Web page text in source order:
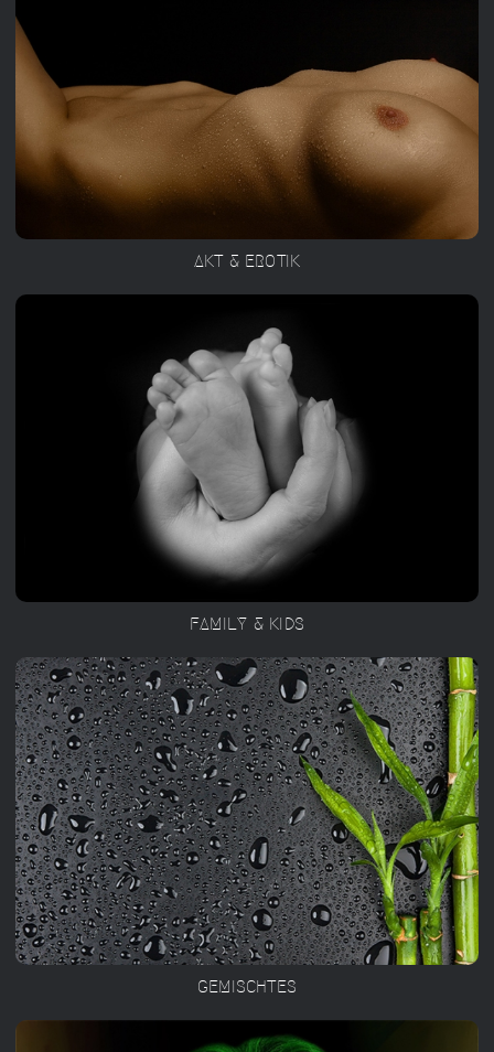
AKT & EROTIK
FAMILY & KIDS
GEMISCHTES